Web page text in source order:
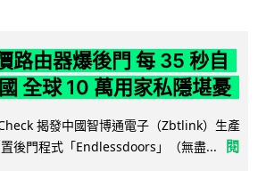
路由器爆後門 每 35 秒自
全球 10 萬用家私隱堪憂
揭發中國智博通電子（Zbtlink）生產
後門程式「Endlessdoors」（無盡...
閱